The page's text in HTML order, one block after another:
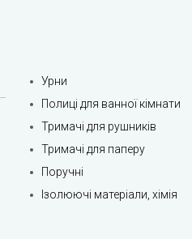
Урни
Полиці для ванної кімнати
Тримачі для рушників
Тримачі для паперу
Поручні
Ізолюючі матеріали, хімія